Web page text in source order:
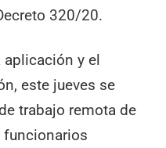
320/20.
aplicación y el
este jueves se
trabajo remota de
funcionarios